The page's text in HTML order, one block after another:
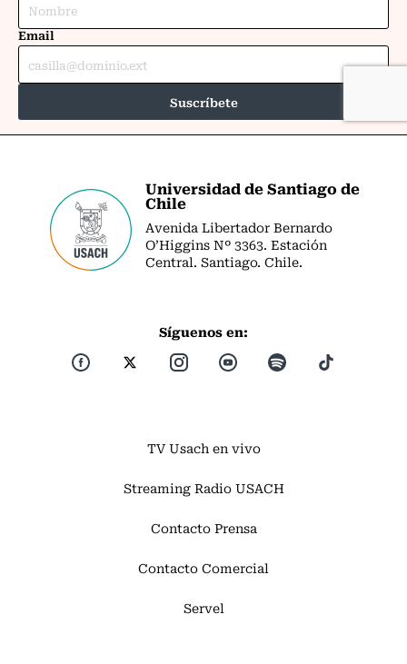
Universidad de Santiago de
Chile
Avenida Libertador Bernardo
O’Higgins Nº 3363. Estación
Central. Santiago. Chile.
Síguenos en:
TV Usach en vivo
Streaming Radio USACH
Contacto Prensa
Contacto Comercial
Servel